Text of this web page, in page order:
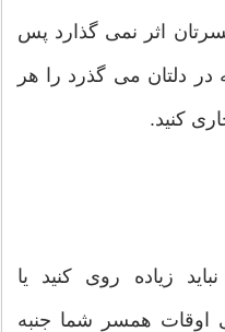
اثر نمی گذارد پس
در دلتان می گذرد را هر
کنید.
زیاده روی کنید یا
همسر شما جنبه